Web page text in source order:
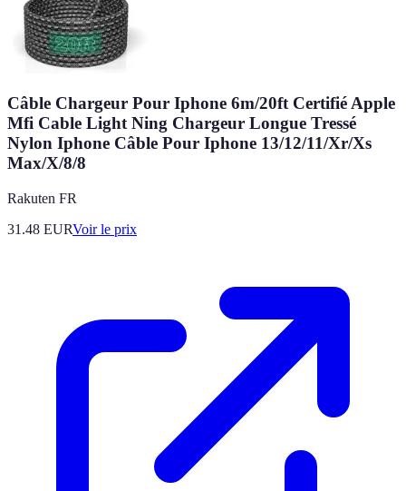
Câble Chargeur Pour Iphone 6m/20ft Certifié Apple
Mfi Cable Light Ning Chargeur Longue Tressé
Nylon Iphone Câble Pour Iphone 13/12/11/Xr/Xs
Max/X/8/8
Rakuten FR
31.48 EURVoir le prix